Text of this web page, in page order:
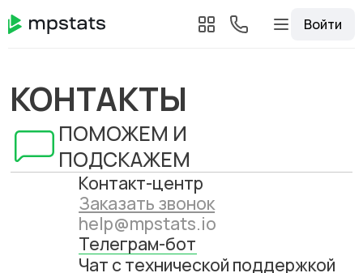
Войти
КОНТАКТЫ
ПОМОЖЕМ И
ПОДСКАЖЕМ
Контакт-центр
Заказать звонок
help@mpstats.io
Телеграм-бот
Чат с технической поддержкой
Смена пароля, логина,
отвязать номер телефона
help@mpstats.io